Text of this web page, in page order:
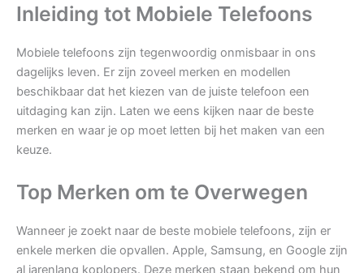
Inleiding tot Mobiele Telefoons
Mobiele telefoons zijn tegenwoordig onmisbaar in ons
dagelijks leven. Er zijn zoveel merken en modellen
beschikbaar dat het kiezen van de juiste telefoon een
uitdaging kan zijn. Laten we eens kijken naar de beste
merken en waar je op moet letten bij het maken van een
keuze.
Top Merken om te Overwegen
Wanneer je zoekt naar de beste mobiele telefoons, zijn er
enkele merken die opvallen. Apple, Samsung, en Google zijn
al jarenlang koplopers. Deze merken staan bekend om hun